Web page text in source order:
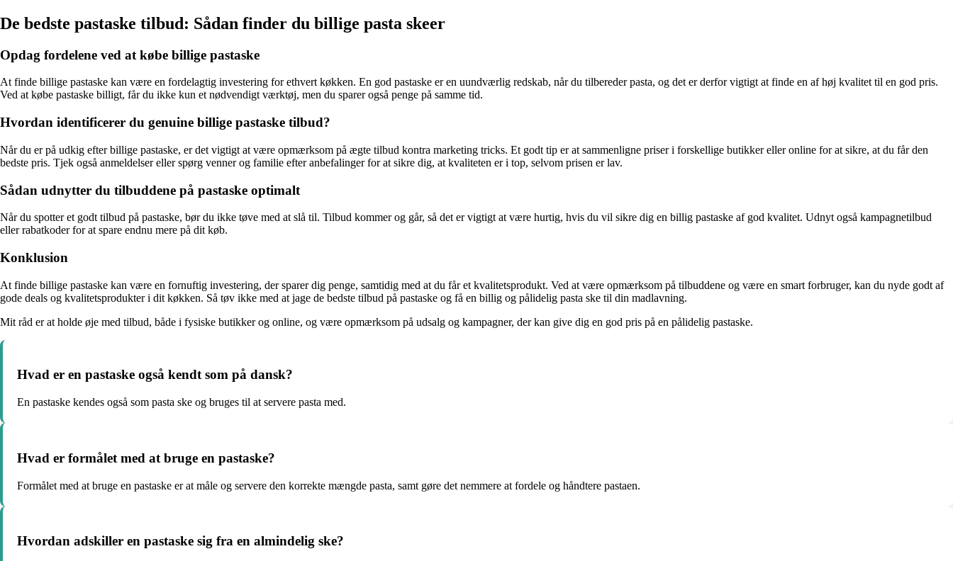
De bedste pastaske tilbud: Sådan finder du billige pasta skeer
Opdag fordelene ved at købe billige pastaske
At finde billige pastaske kan være en fordelagtig investering for ethvert køkken. En god pastaske er en uundværlig redskab, når du tilbereder pasta, og det er derfor vigtigt at finde en af høj kvalitet til en god pris.
Ved at købe pastaske billigt, får du ikke kun et nødvendigt værktøj, men du sparer også penge på samme tid.
Hvordan identificerer du genuine billige pastaske tilbud?
Når du er på udkig efter billige pastaske, er det vigtigt at være opmærksom på ægte tilbud kontra marketing tricks. Et godt tip er at sammenligne priser i forskellige butikker eller online for at sikre, at du får den
bedste pris. Tjek også anmeldelser eller spørg venner og familie efter anbefalinger for at sikre dig, at kvaliteten er i top, selvom prisen er lav.
Sådan udnytter du tilbuddene på pastaske optimalt
Når du spotter et godt tilbud på pastaske, bør du ikke tøve med at slå til. Tilbud kommer og går, så det er vigtigt at være hurtig, hvis du vil sikre dig en billig pastaske af god kvalitet. Udnyt også kampagnetilbud
eller rabatkoder for at spare endnu mere på dit køb.
Konklusion
At finde billige pastaske kan være en fornuftig investering, der sparer dig penge, samtidig med at du får et kvalitetsprodukt. Ved at være opmærksom på tilbuddene og være en smart forbruger, kan du nyde godt af
gode deals og kvalitetsprodukter i dit køkken. Så tøv ikke med at jage de bedste tilbud på pastaske og få en billig og pålidelig pasta ske til din madlavning.
Mit råd er at holde øje med tilbud, både i fysiske butikker og online, og være opmærksom på udsalg og kampagner, der kan give dig en god pris på en pålidelig pastaske.
Hvad er en pastaske også kendt som på dansk?
En pastaske kendes også som pasta ske og bruges til at servere pasta med.
Hvad er formålet med at bruge en pastaske?
Formålet med at bruge en pastaske er at måle og servere den korrekte mængde pasta, samt gøre det nemmere at fordele og håndtere pastaen.
Hvordan adskiller en pastaske sig fra en almindelig ske?